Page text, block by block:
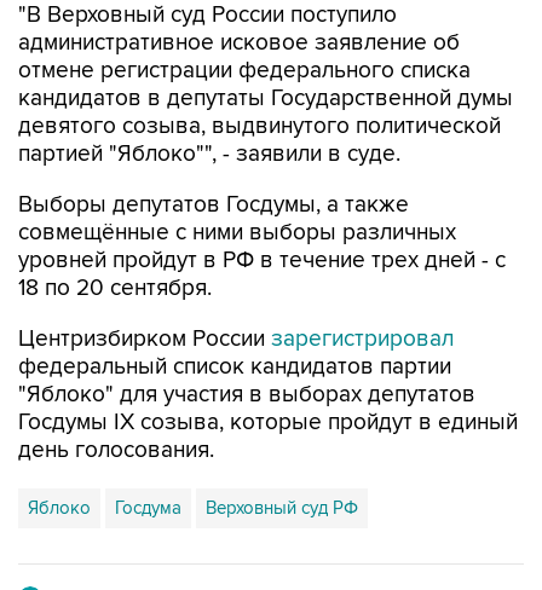
"В Верховный суд России поступило
административное исковое заявление об
отмене регистрации федерального списка
кандидатов в депутаты Государственной думы
девятого созыва, выдвинутого политической
партией "Яблоко"", - заявили в суде.
Выборы депутатов Госдумы, а также
совмещённые с ними выборы различных
уровней пройдут в РФ в течение трех дней - с
18 по 20 сентября.
Центризбирком России зарегистрировал
федеральный список кандидатов партии
"Яблоко" для участия в выборах депутатов
Госдумы IX созыва, которые пройдут в единый
день голосования.
Яблоко Госдума Верховный суд РФ